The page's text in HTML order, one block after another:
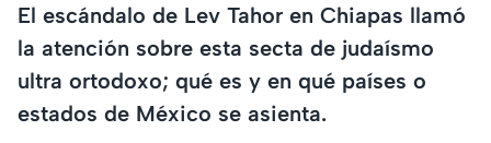
El escándalo de Lev Tahor en Chiapas llamó
la atención sobre esta secta de judaísmo
ultra ortodoxo; qué es y en qué países o
estados de México se asienta.